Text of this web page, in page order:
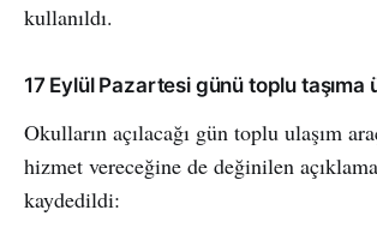
kullanıldı.
17 Eylül Pazartesi günü toplu taşıma
Okulların açılacağı gün toplu ulaşım
hizmet vereceğine de değinilen
kaydedildi: